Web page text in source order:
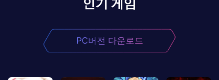
PC버전 다운로드